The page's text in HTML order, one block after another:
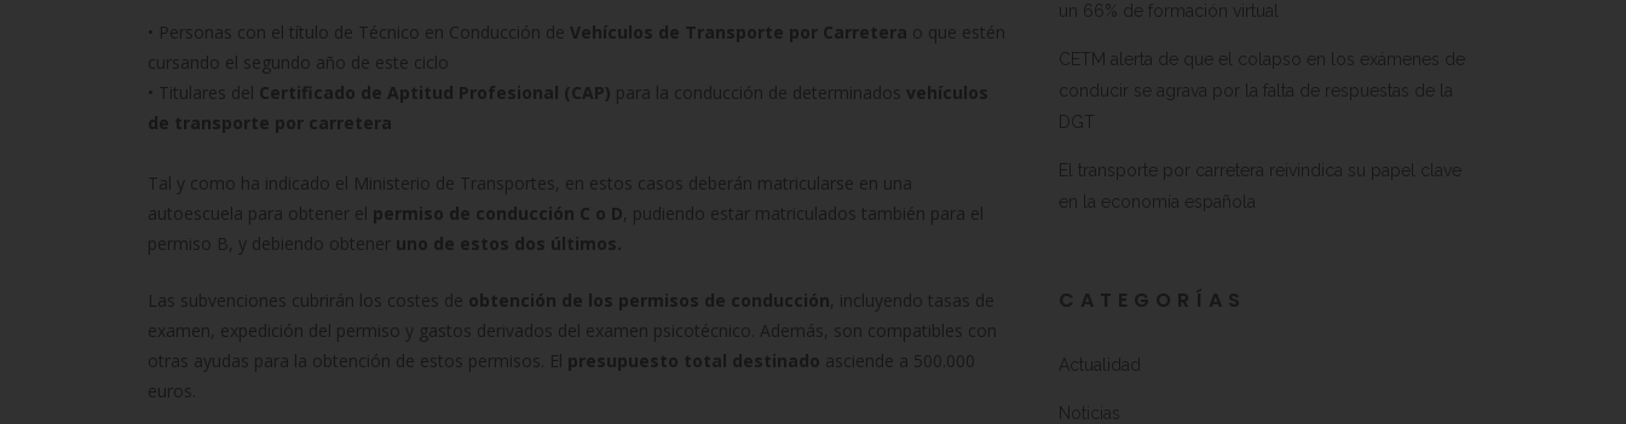
• Personas con el título de Técnico en Conducción de Vehículos de Transporte por Carretera o que estén
cursando el segundo año de este ciclo
• Titulares del Certificado de Aptitud Profesional (CAP) para la conducción de determinados vehículos
de transporte por carretera
Tal y como ha indicado el Ministerio de Transportes, en estos casos deberán matricularse en una
autoescuela para obtener el permiso de conducción C o D, pudiendo estar matriculados también para el
permiso B, y debiendo obtener uno de estos dos últimos.
Las subvenciones cubrirán los costes de obtención de los permisos de conducción, incluyendo tasas de
examen, expedición del permiso y gastos derivados del examen psicotécnico. Además, son compatibles con
otras ayudas para la obtención de estos permisos. El presupuesto total destinado asciende a 500.000
euros.
un 66% de formación virtual
CETM alerta de que el colapso en los exámenes de
conducir se agrava por la falta de respuestas de la
DGT
El transporte por carretera reivindica su papel clave
en la economía española
CATEGORÍAS
Actualidad
Noticias